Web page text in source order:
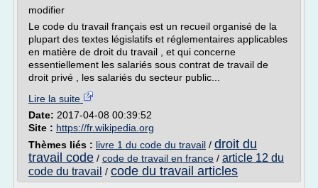
modifier
Le code du travail français est un recueil organisé de la
plupart des textes législatifs et réglementaires applicables
en matière de droit du travail , et qui concerne
essentiellement les salariés sous contrat de travail de
droit privé , les salariés du secteur public...
Lire la suite
Date: 2017-04-08 00:39:52
Site : https://fr.wikipedia.org
Thèmes liés : livre 1 du code du travail / droit du
travail code / code de travail en france / article 12 du
code du travail / code du travail articles